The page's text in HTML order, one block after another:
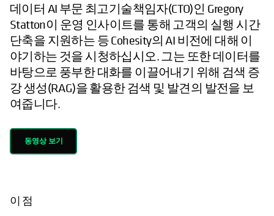
데이터 AI 부문 최고기술책임자(CTO)인 Gregory
Statton이 운영 인사이트를 통해 고객의 실행 시간
단축을 지원하는 등 Cohesity의 AI 비전에 대해 이
야기하는 것을 시청하십시오. 그는 또한 데이터를
바탕으로 풍부한 대화를 이끌어내기 위해 검색 증
강 생성(RAG)을 활용한 검색 및 발견의 발전을 보
여줍니다.
동영상 보기
이점